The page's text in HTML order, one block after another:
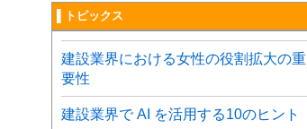
▌トピックス
建設業界における女性の役割拡大の重
要性
建設業界で AI を活用する10のヒント